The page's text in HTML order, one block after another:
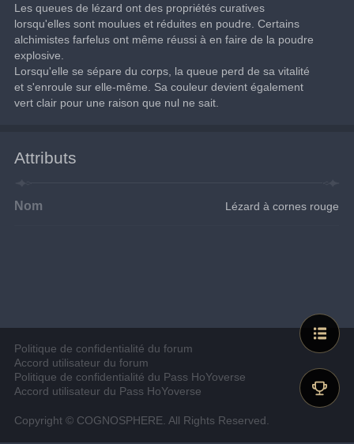
Les queues de lézard ont des propriétés curatives
lorsqu'elles sont moulues et réduites en poudre. Certains
alchimistes farfelus ont même réussi à en faire de la poudre
explosive.
Lorsqu'elle se sépare du corps, la queue perd de sa vitalité
et s'enroule sur elle-même. Sa couleur devient également
vert clair pour une raison que nul ne sait.
Attributs
Nom Lézard à cornes rouge
Politique de confidentialité du forum
Accord utilisateur du forum
Politique de confidentialité du Pass HoYoverse
Accord utilisateur du Pass HoYoverse
Copyright © COGNOSPHERE. All Rights Reserved.